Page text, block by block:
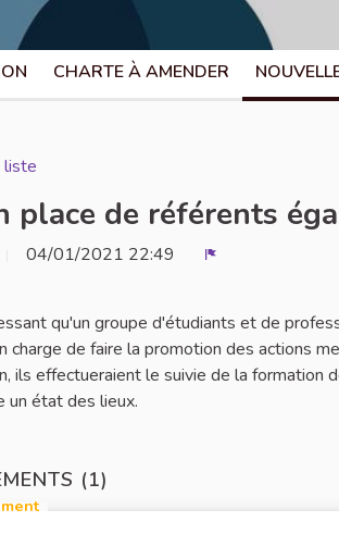
CHARTE À AMENDER
liste
place de référents
04/01/2021 22:49
qu'un groupe d'étudiants et de
charge de faire la promotion des actions
ils effectueraient le suivie de la formation
un état des lieux.
(1)